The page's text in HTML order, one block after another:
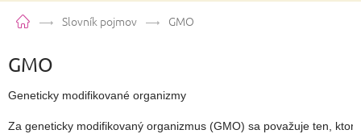
DomovSlovník pojmov GMO
GMO
Geneticky modifikované organizmy
Za geneticky modifikovaný organizmus (GMO) sa považuje ten,